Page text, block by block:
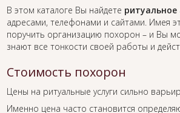
В этом каталоге Вы найдете ритуальное
адресами, телефонами и сайтами. Имея
поручить организацию похорон – и Вы
знают все тонкости своей работы и
Стоимость похорон
Цены на ритуальные услуги сильно
Именно цена часто становится